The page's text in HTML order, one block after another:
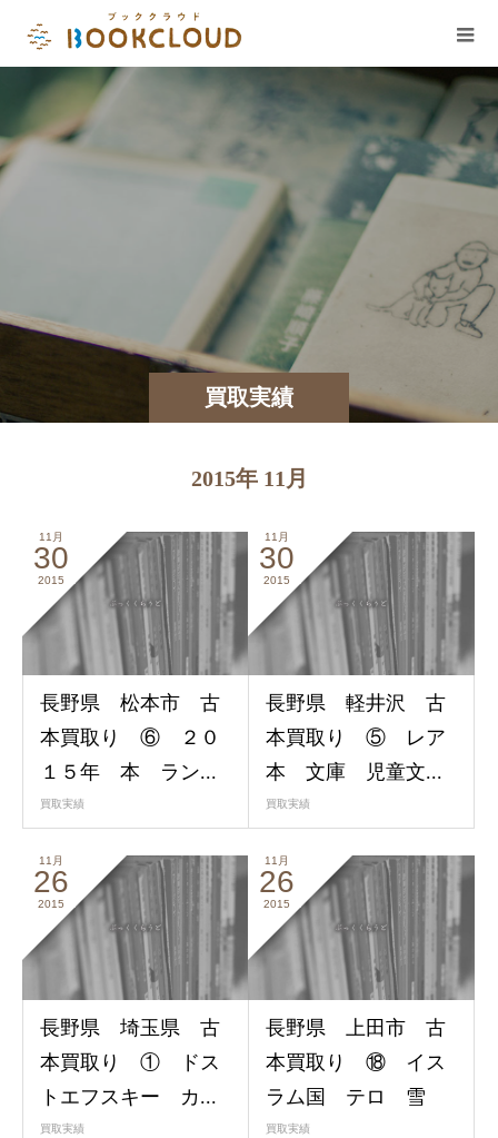
買取実績
2015年 11月
11月
30
2015
長野県 松本市 古
本買取り ⑥ ２０
１５年 本 ラン...
買取実績
11月
30
2015
長野県 軽井沢 古
本買取り ⑤ レア
本 文庫 児童文...
買取実績
11月
26
2015
長野県 埼玉県 古
本買取り ① ドス
トエフスキー カ...
買取実績
11月
26
2015
長野県 上田市 古
本買取り ⑱ イス
ラム国 テロ 雪
買取実績